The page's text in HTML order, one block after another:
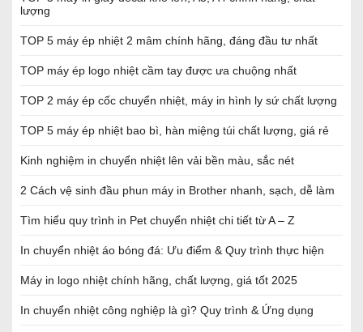
lượng
TOP 5 máy ép nhiệt 2 mâm chính hãng, đáng đầu tư nhất
TOP máy ép logo nhiệt cầm tay được ưa chuộng nhất
TOP 2 máy ép cốc chuyển nhiệt, máy in hình ly sứ chất lượng
TOP 5 máy ép nhiệt bao bì, hàn miệng túi chất lượng, giá rẻ
Kinh nghiệm in chuyển nhiệt lên vải bền màu, sắc nét
2 Cách vệ sinh đầu phun máy in Brother nhanh, sạch, dễ làm
Tìm hiểu quy trình in Pet chuyển nhiệt chi tiết từ A – Z
In chuyển nhiệt áo bóng đá: Ưu điểm & Quy trình thực hiện
Máy in logo nhiệt chính hãng, chất lượng, giá tốt 2025
In chuyển nhiệt công nghiệp là gì? Quy trình & Ứng dụng